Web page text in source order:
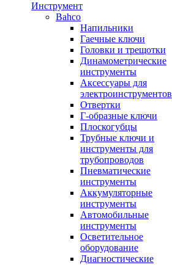
Инструмент
Bahco
Напильники
Гаечные ключи
Головки и трещотки
Динамометрические
инструменты
Аксессуары для
электроинструментов
Отвертки
Г-образные ключи
Плоскогубцы
Трубные ключи и
инструменты для
трубопроводов
Пневматические
инструменты
Аккумуляторные
инструменты
Автомобильные
инструменты
Осветительное
оборудование
Диагностические